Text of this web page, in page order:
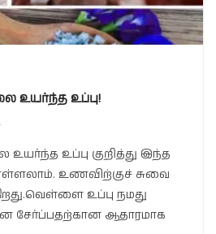
உயர்ந்த உப்பு!
உயர்ந்த உப்பு குறித்து இந்த
உணவிற்குச் சுவை
உப்பு நமது
ஆதாரமாக